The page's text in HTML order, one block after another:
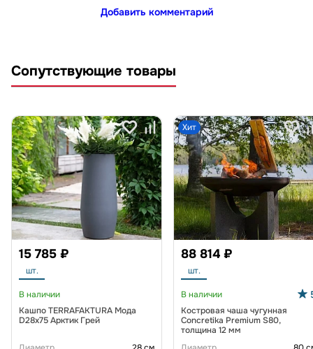
Добавить комментарий
Сопутствующие товары
15 785 ₽
шт.
В наличии
Кашпо TERRAFAKTURA Мода
D28x75 Арктик Грей
Хит
88 814 ₽
шт.
В наличии
Костровая чаша чугунная
Concretika Premium S80,
толщина 12 мм